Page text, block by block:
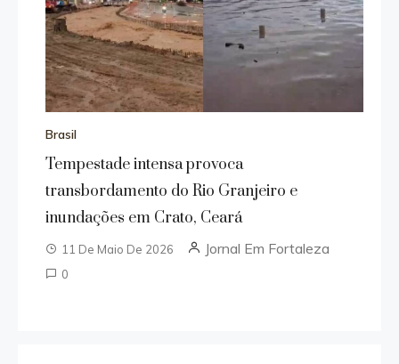
Brasil
Tempestade intensa provoca
transbordamento do Rio Granjeiro e
inundações em Crato, Ceará
11 De Maio De 2026 Jornal Em Fortaleza
0